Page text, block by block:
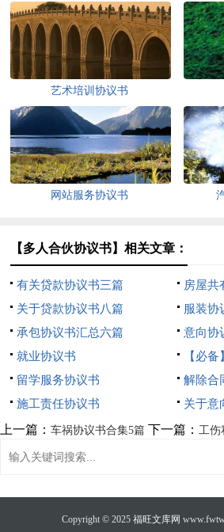
艺术培训协议书
网站服务协议书
【多人合伙协议书】相关文章：
有关贷款协议书三篇
房屋共
关于贷款协议书八篇
服装协
承包协议书汇总六篇
意向协
就业协议书
【必
留学服务协议书
解除合
施工责任协议书
关于意
上一篇： 车祸协议书合集5篇 下一篇： 工伤
Copyright © 2025 福旺文库网